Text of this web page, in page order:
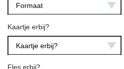
Formaat
Kaartje erbij?
Kaartje erbij?
Fles erbij?